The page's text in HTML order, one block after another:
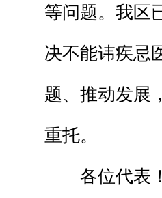
等问题。我区
决不能讳疾忌
题、推动发展
重托。
各位代表